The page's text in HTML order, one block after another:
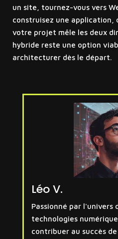
un site, tournez-vous vers
construisez une application,
votre projet mêle les deux
hybride reste une option
architecturer dès le départ.
Léo V.
Passionné par l'univers
technologies
contribuer au succès